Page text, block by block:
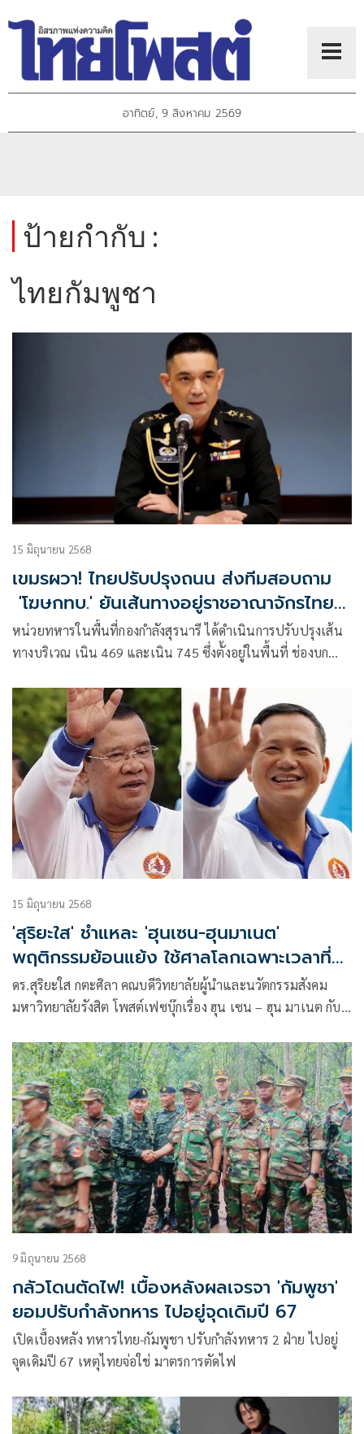
อาทิตย์, 9 สิงหาคม 2569
ป้ายกำกับ :
ไทยกัมพูชา
15 มิถุนายน 2568
เขมรผวา! ไทยปรับปรุงถนน ส่งทีมสอบถาม
'โฆษกทบ.' ยันเส้นทางอยู่ราชอาณาจักรไทย
ถูกต้อง
หน่วยทหารในพื้นที่กองกำลังสุรนารี ได้ดำเนินการปรับปรุงเส้น
ทางบริเวณ เนิน 469 และเนิน 745 ซึ่งตั้งอยู่ในพื้นที่ ช่องบก
15 มิถุนายน 2568
'สุริยะใส' ชำแหละ 'ฮุนเซน-ฮุนมาเนต'
พฤติกรรมย้อนแย้ง ใช้ศาลโลกเฉพาะเวลาที่
ตนได้ประโยชน์
ดร.สุริยะใส กตะศิลา คณบดีวิทยาลัยผู้นำและนวัตกรรมสังคม
มหาวิทยาลัยรังสิต โพสต์เฟซบุ๊กเรื่อง ฮุน เซน – ฮุน มาเนต กับ
9 มิถุนายน 2568
กลัวโดนตัดไฟ! เบื้องหลังผลเจรจา 'กัมพูชา'
ยอมปรับกำลังทหาร ไปอยู่จุดเดิมปี 67
เปิดเบื้องหลัง ทหารไทย-กัมพูชา ปรับกำลังทหาร 2 ฝ่าย ไปอยู่
จุดเดิมปี 67 เหตุไทยจ่อใช่ มาตรการตัดไฟ